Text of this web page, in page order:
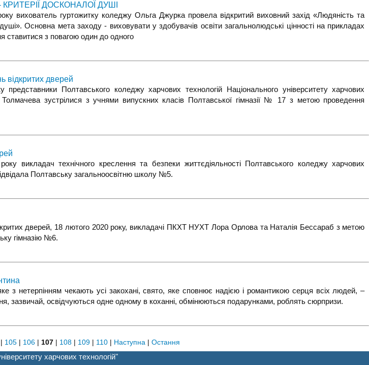
ДОСКОНАЛОЇ ДУШІ
вихователь гуртожитку коледжу Ольга Джурка провела відкритий виховний захід «Людяність та
душі». Основна мета заходу - виховувати у здобувачів освіти загальнолюдські цінності на прикладах
ставитися з повагою один до одного
відкритих дверей
Полтавського коледжу харчових технологій Національного університету харчових
Толмачева зустрілися з учнями випускних класів Полтавської гімназії № 17 з метою проведення
викладач технічного креслення та безпеки життєдіяльності Полтавського коледжу харчових
Полтавську загальноосвітню школу №5.
дверей, 18 лютого 2020 року, викладачі ПКХТ НУХТ Лора Орлова та Наталія Бессараб з метою
гімназію №6.
з нетерпінням чекають усі закохані, свято, яке сповнює надією і романтикою серця всіх людей, –
зазвичай, освідчуються одне одному в коханні, обмінюються подарунками, роблять сюрпризи.
| 105 | 106 | 107 | 108 | 109 | 110 | Наступна |Остання
харчових технологій"